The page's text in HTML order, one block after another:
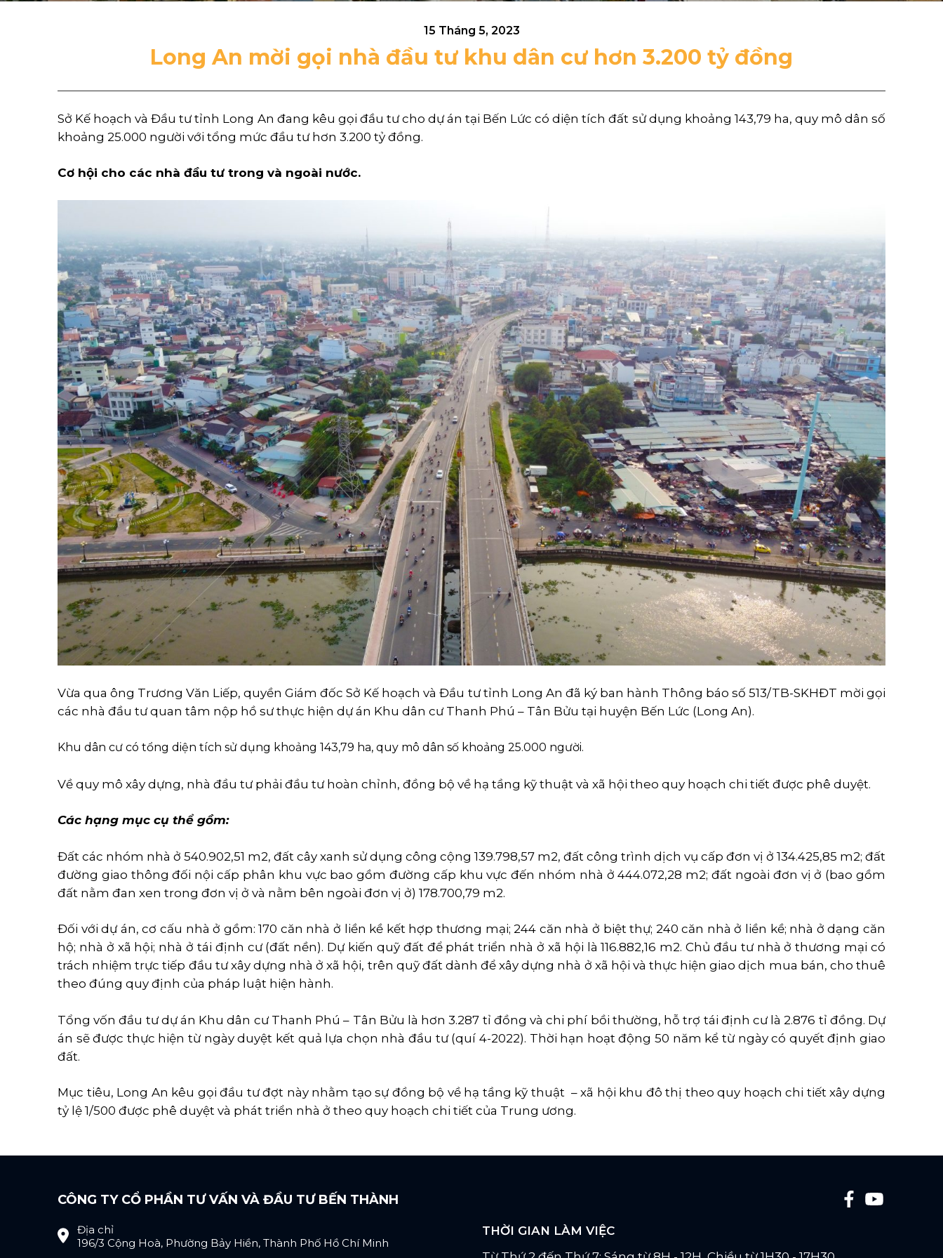
15 Tháng 5, 2023
Long An mời gọi nhà đầu tư khu dân cư hơn 3.200 tỷ đồng
Sở Kế hoạch và Đầu tư tỉnh Long An đang kêu gọi đầu tư cho dự án tại Bến Lức có diện tích đất sử dụng khoảng 143,79 ha, quy mô dân số
khoảng 25.000 người với tổng mức đầu tư hơn 3.200 tỷ đồng.
Cơ hội cho các nhà đầu tư trong và ngoài nước.
Vừa qua ông Trương Văn Liếp, quyền Giám đốc Sở Kế hoạch và Đầu tư tỉnh Long An đã ký ban hành Thông báo số 513/TB-SKHĐT mời gọi
các nhà đầu tư quan tâm nộp hồ sư thực hiện dự án Khu dân cư Thanh Phú – Tân Bửu tại huyện Bến Lức (Long An).
Khu dân cư có tổng diện tích sử dụng khoảng 143,79 ha, quy mô dân số khoảng 25.000 người.
Về quy mô xây dựng, nhà đầu tư phải đầu tư hoàn chỉnh, đồng bộ về hạ tầng kỹ thuật và xã hội theo quy hoạch chi tiết được phê duyệt.
Các hạng mục cụ thể gồm:
Đất các nhóm nhà ở 540.902,51 m2, đất cây xanh sử dụng công cộng 139.798,57 m2, đất công trình dịch vụ cấp đơn vị ở 134.425,85 m2; đất
đường giao thông đối nội cấp phân khu vực bao gồm đường cấp khu vực đến nhóm nhà ở 444.072,28 m2; đất ngoài đơn vị ở (bao gồm
đất nằm đan xen trong đơn vị ở và nằm bên ngoài đơn vị ở) 178.700,79 m2.
Đối với dự án, cơ cấu nhà ở gồm: 170 căn nhà ở liền kề kết hợp thương mại; 244 căn nhà ở biệt thự; 240 căn nhà ở liền kề; nhà ở dạng căn
hộ; nhà ở xã hội; nhà ở tái định cư (đất nền). Dự kiến quỹ đất để phát triển nhà ở xã hội là 116.882,16 m2. Chủ đầu tư nhà ở thương mại có
trách nhiệm trực tiếp đầu tư xây dựng nhà ở xã hội, trên quỹ đất dành để xây dựng nhà ở xã hội và thực hiện giao dịch mua bán, cho thuê
theo đúng quy định của pháp luật hiện hành.
Tổng vốn đầu tư dự án Khu dân cư Thanh Phú – Tân Bửu là hơn 3.287 tỉ đồng và chi phí bồi thường, hỗ trợ tái định cư là 2.876 tỉ đồng. Dự
án sẽ được thực hiện từ ngày duyệt kết quả lựa chọn nhà đầu tư (quí 4-2022). Thời hạn hoạt động 50 năm kể từ ngày có quyết định giao
đất.
Mục tiêu, Long An kêu gọi đầu tư đợt này nhằm tạo sự đồng bộ về hạ tầng kỹ thuật – xã hội khu đô thị theo quy hoạch chi tiết xây dựng
tỷ lệ 1/500 được phê duyệt và phát triển nhà ở theo quy hoạch chi tiết của Trung ương.
CÔNG TY CỔ PHẦN TƯ VẤN VÀ ĐẦU TƯ BẾN THÀNH
Địa chỉ
196/3 Cộng Hoà, Phường Bảy Hiền, Thành Phố Hồ Chí Minh
THỜI GIAN LÀM VIỆC